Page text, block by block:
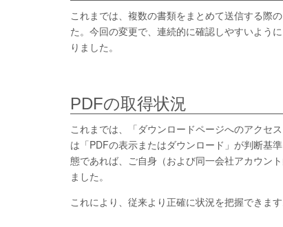
これまでは、複数の書類をまとめて送信する際
た。今回の変更で、連続的に確認しやすいよう
りました。
PDFの取得状況
これまでは、「ダウンロードページへのアクセ
は「PDFの表示またはダウンロード」が判断基
態であれば、ご自身（および同一会社アカウン
ました。
これにより、従来より正確に状況を把握できます